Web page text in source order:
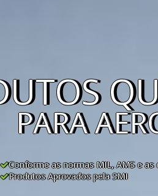
PARA
Conforme as normas MIL, AMS e as
Produtos Aprovados pela SMI